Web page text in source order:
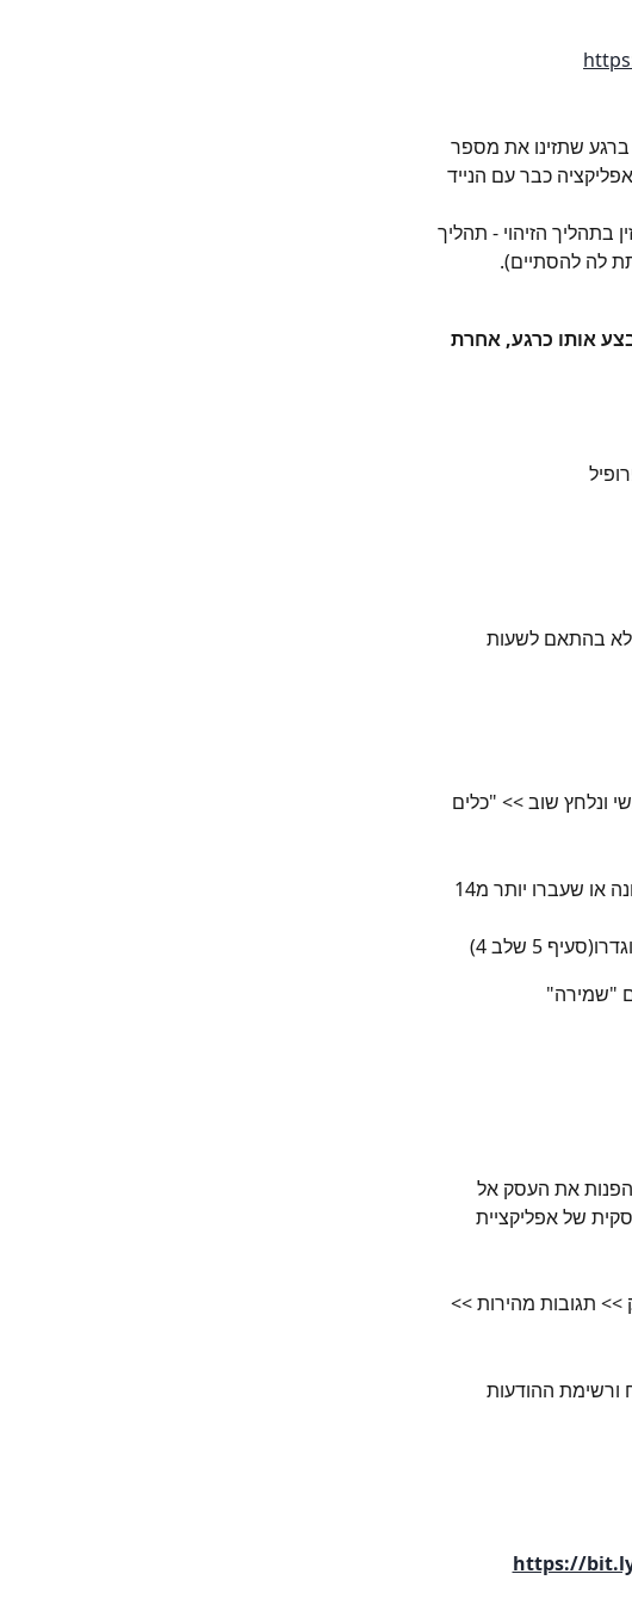
ברגע שתזינו את מספר
כבר עם הנייד
6 ספרות, אותו יש להזין בתהליך הזיהוי - תהליך
לה להסתיים).
אותו כרגע, אחרת
ימים א-ה בשעות 8:00-18:30  (יש למלא בהתאם לשעות
ונלחץ שוב >> "כלים
"שמירה"
את העסק אל
של אפליקציית
>> תגובות מהירות >>
ורשימת ההודעות
https://